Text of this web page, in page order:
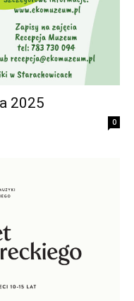
2025
0